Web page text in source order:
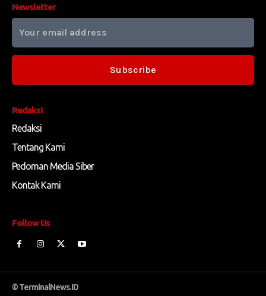
Redaksi
Redaksi
Tentang Kami
Pedoman Media Siber
Kontak Kami
Follow Us
Newsletter
Subscribe
© TerminalNews.ID